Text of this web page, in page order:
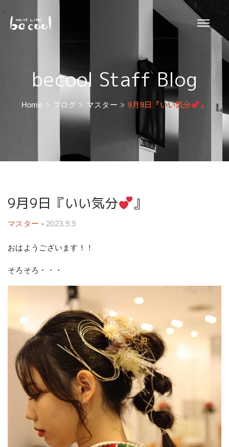
becool Staff Blog
Home ブログ マスター 9月9日『いい気分 』
9月9日『いい気分 』
マスター - 2023.9.9
おはようございます！！
そろそろ・・・